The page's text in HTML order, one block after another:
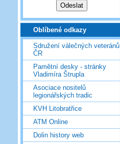
Oblíbené odkazy
Sdružení válečných veteránů
ČR
Pamětní desky - stránky
Vladimíra Štrupla
Asociace nositelů
legionářských tradic
KVH Litobratřice
ATM Online
Dolin history web